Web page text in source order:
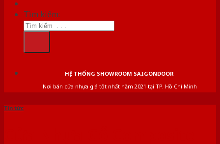
Tìm kiếm:
HỆ THỐNG SHOWROOM SAIGONDOOR
Nơi bán cửa nhựa giá tốt nhất năm 2021 tại TP. Hồ Chí Minh
Tin tức